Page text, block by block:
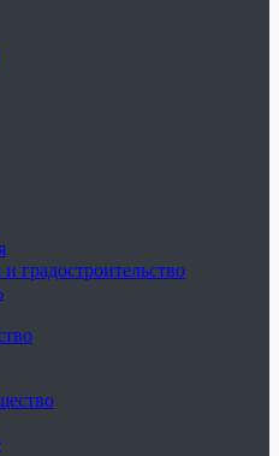
градостроительство